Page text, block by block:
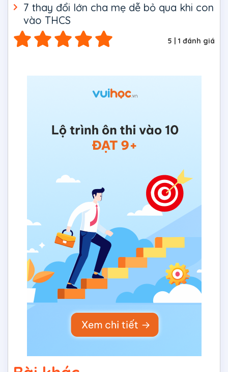
7 thay đổi lớn cha mẹ dễ bỏ qua khi con
vào THCS
5 | 1 đánh giá